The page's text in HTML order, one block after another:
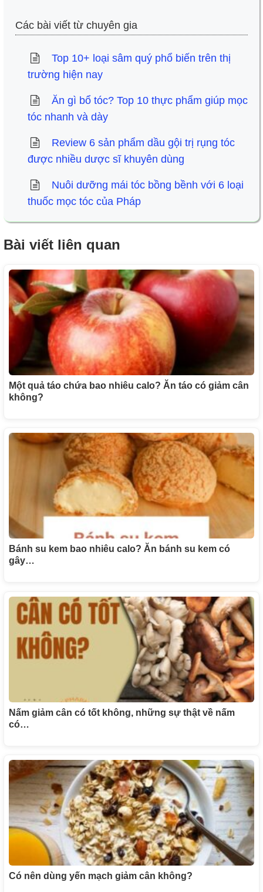
Các bài viết từ chuyên gia
Top 10+ loại sâm quý phổ biến trên thị
trường hiện nay
Ăn gì bổ tóc? Top 10 thực phẩm giúp mọc
tóc nhanh và dày
Review 6 sản phẩm dầu gội trị rụng tóc
được nhiều dược sĩ khuyên dùng
Nuôi dưỡng mái tóc bồng bềnh với 6 loại
thuốc mọc tóc của Pháp
Bài viết liên quan
Một quả táo chứa bao nhiêu calo? Ăn táo có giảm cân
không?
Bánh su kem bao nhiêu calo? Ăn bánh su kem có
gây…
Nấm giảm cân có tốt không, những sự thật về nấm
có…
Có nên dùng yến mạch giảm cân không?